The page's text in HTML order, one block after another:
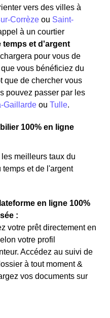
vers des villes à
Corrèze ou Saint-
à un courtier
temps et d'argent
pour vous de
vous bénéficiez du
que de chercher vous
pouvez passer par les
Gaillarde ou Tulle.
100% en ligne
meilleurs taux du
temps et de l'argent
en ligne 100%
:
votre prêt directement en
votre profil
Accédez au suivi de
à tout moment &
vos documents sur